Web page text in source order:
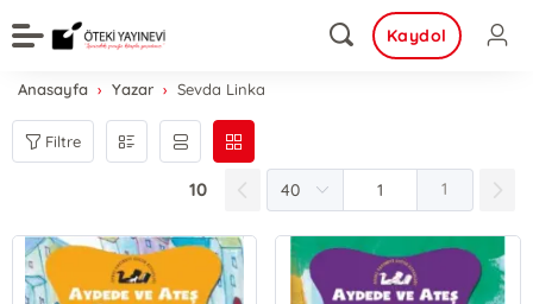
Kaydol
Anasayfa Yazar Sevda Linka
Filtre
10 1